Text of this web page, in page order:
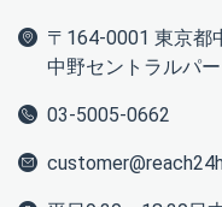
〒164-0001 東京都
中野セントラルパ
03-5005-0662